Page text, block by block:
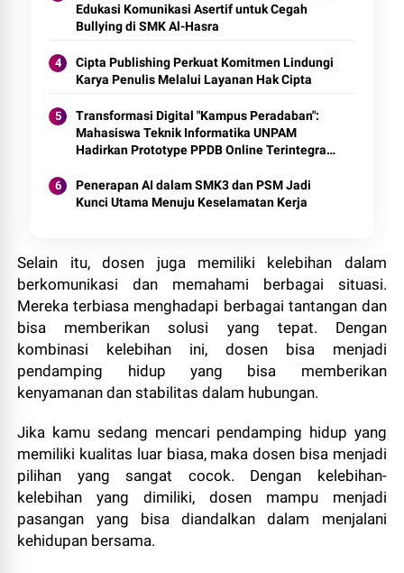
Edukasi Komunikasi Asertif untuk Cegah
Bullying di SMK Al-Hasra
Cipta Publishing Perkuat Komitmen Lindungi
Karya Penulis Melalui Layanan Hak Cipta
Transformasi Digital "Kampus Peradaban":
Mahasiswa Teknik Informatika UNPAM
Hadirkan Prototype PPDB Online Terintegrasi
Penerapan AI dalam SMK3 dan PSM Jadi
Kunci Utama Menuju Keselamatan Kerja
Selain itu, dosen juga memiliki kelebihan dalam
berkomunikasi dan memahami berbagai situasi.
Mereka terbiasa menghadapi berbagai tantangan dan
bisa memberikan solusi yang tepat. Dengan
kombinasi kelebihan ini, dosen bisa menjadi
pendamping hidup yang bisa memberikan
kenyamanan dan stabilitas dalam hubungan.
Jika kamu sedang mencari pendamping hidup yang
memiliki kualitas luar biasa, maka dosen bisa menjadi
pilihan yang sangat cocok. Dengan kelebihan-
kelebihan yang dimiliki, dosen mampu menjadi
pasangan yang bisa diandalkan dalam menjalani
kehidupan bersama.